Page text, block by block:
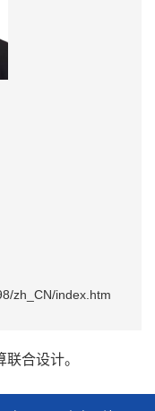
zh_CN/index.htm
合设计。